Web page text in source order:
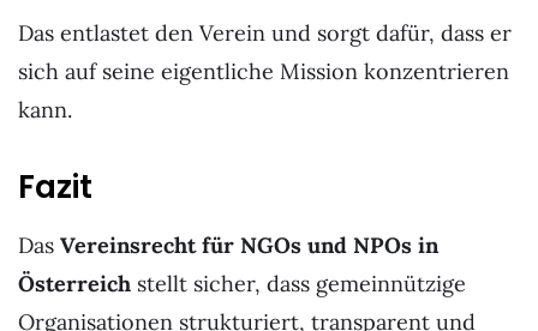
Das entlastet den Verein und sorgt dafür, dass er
sich auf seine eigentliche Mission konzentrieren
kann.
Fazit
Das Vereinsrecht für NGOs und NPOs in
Österreich stellt sicher, dass gemeinnützige
Organisationen strukturiert, transparent und